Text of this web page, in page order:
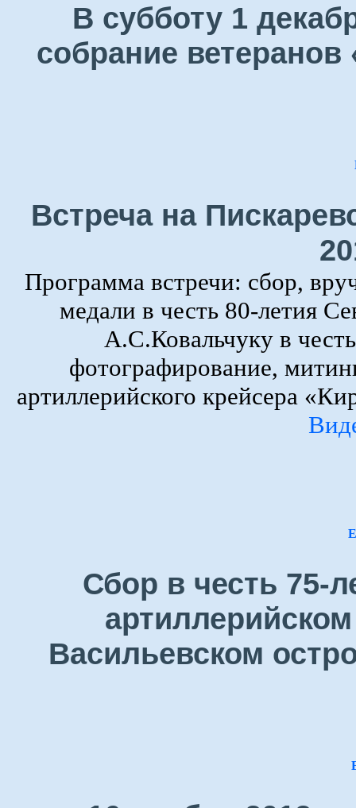
В субботу 1
собрание
Встреча на
Программа встречи: сбор,
медали в честь 80-летия
А.С.Ковальчуку в
фотографирование,
артиллерийского крейсера
Сбор в честь 75-
Васильевском